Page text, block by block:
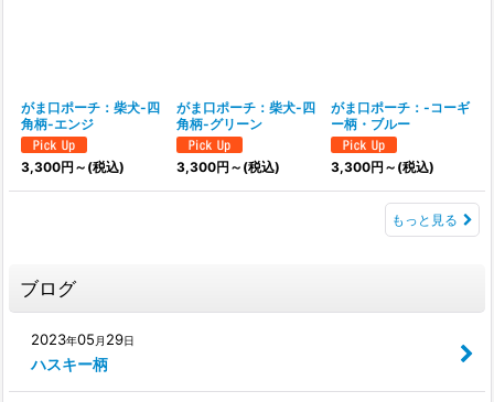
がま口ポーチ：柴犬-四
角柄-エンジ
3,300円 ～ (税込)
がま口ポーチ：柴犬-四
角柄-グリーン
3,300円 ～ (税込)
がま口ポーチ：‐コーギ
ー柄・ブルー
3,300円 ～ (税込)
もっと見る
ブログ
2023年05 月 29日
ハスキー柄